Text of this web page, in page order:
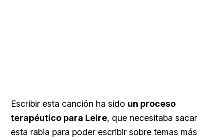
Escribir esta canción ha sido un proceso
terapéutico para Leire, que necesitaba sacar
esta rabia para poder escribir sobre temas más